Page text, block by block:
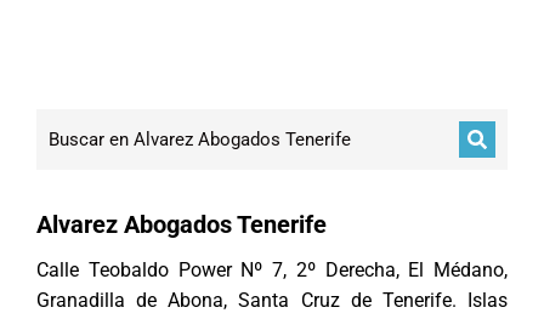
Alvarez Abogados Tenerife
Calle Teobaldo Power Nº 7, 2º Derecha, El Médano,
Granadilla de Abona, Santa Cruz de Tenerife. Islas